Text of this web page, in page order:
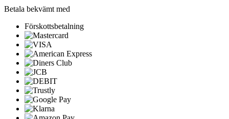
Betala bekvämt med
Förskottsbetalning